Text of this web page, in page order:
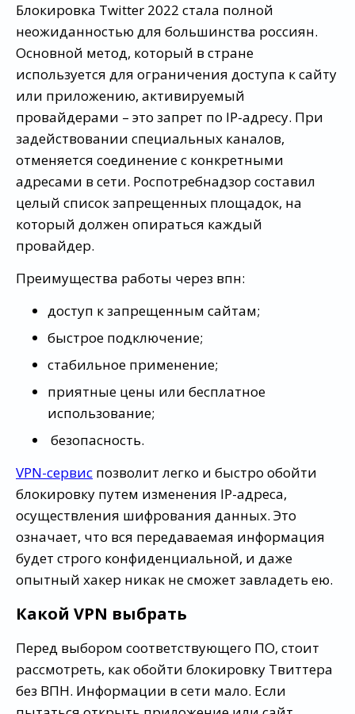
Блокировка Twitter 2022 стала полной
неожиданностью для большинства россиян.
Основной метод, который в стране
используется для ограничения доступа к сайту
или приложению, активируемый
провайдерами – это запрет по IP-адресу. При
задействовании специальных каналов,
отменяется соединение с конкретными
адресами в сети. Роспотребнадзор составил
целый список запрещенных площадок, на
который должен опираться каждый
провайдер.
Преимущества работы через впн:
доступ к запрещенным сайтам;
быстрое подключение;
стабильное применение;
приятные цены или бесплатное
использование;
безопасность.
VPN-сервис позволит легко и быстро обойти
блокировку путем изменения IP-адреса,
осуществления шифрования данных. Это
означает, что вся передаваемая информация
будет строго конфиденциальной, и даже
опытный хакер никак не сможет завладеть ею.
Какой VPN выбрать
Перед выбором соответствующего ПО, стоит
рассмотреть, как обойти блокировку Твиттера
без ВПН. Информации в сети мало. Если